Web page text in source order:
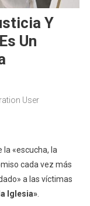
Y
Un
User
la «escucha, la
cada vez más
a las víctimas
Iglesia».